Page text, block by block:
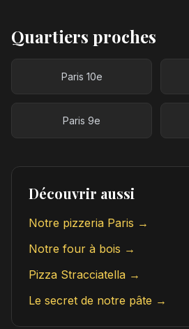
Quartiers proches
Paris 10e
Paris 9e
Découvrir aussi
Notre pizzeria Paris →
Notre four à bois →
Pizza Stracciatella →
Le secret de notre pâte →